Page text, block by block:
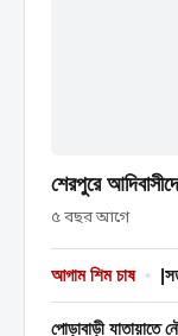
শেরপুরে
৫ বছর আগে
আগাম শিম চাষ •
পোড়াবাড়ী